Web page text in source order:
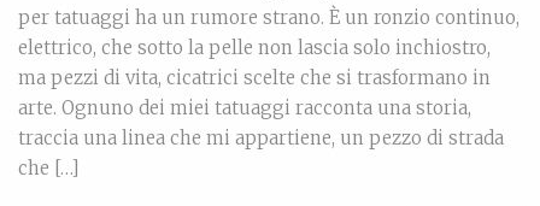
per tatuaggi ha un rumore strano. È un ronzio continuo,
elettrico, che sotto la pelle non lascia solo inchiostro,
ma pezzi di vita, cicatrici scelte che si trasformano in
arte. Ognuno dei miei tatuaggi racconta una storia,
traccia una linea che mi appartiene, un pezzo di strada
che […]